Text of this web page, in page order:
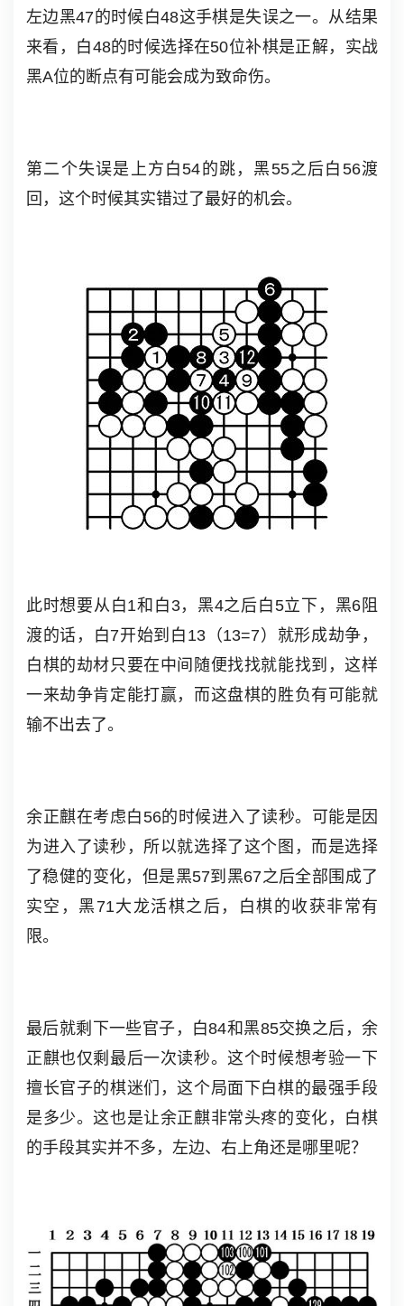
左边黑47的时候白48这手棋是失误之一。从结果
来看，白48的时候选择在50位补棋是正解，实战
黑A位的断点有可能会成为致命伤。
第二个失误是上方白54的跳，黑55之后白56渡
回，这个时候其实错过了最好的机会。
此时想要从白1和白3，黑4之后白5立下，黑6阻
渡的话，白7开始到白13（13=7）就形成劫争，
白棋的劫材只要在中间随便找找就能找到，这样
一来劫争肯定能打赢，而这盘棋的胜负有可能就
输不出去了。
余正麒在考虑白56的时候进入了读秒。可能是因
为进入了读秒，所以就选择了这个图，而是选择
了稳健的变化，但是黑57到黑67之后全部围成了
实空，黑71大龙活棋之后，白棋的收获非常有
限。
最后就剩下一些官子，白84和黑85交换之后，余
正麒也仅剩最后一次读秒。这个时候想考验一下
擅长官子的棋迷们，这个局面下白棋的最强手段
是多少。这也是让余正麒非常头疼的变化，白棋
的手段其实并不多，左边、右上角还是哪里呢？